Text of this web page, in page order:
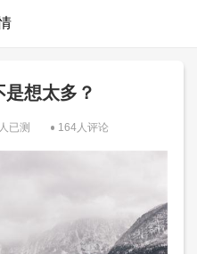
想太多？
已测 164人评论